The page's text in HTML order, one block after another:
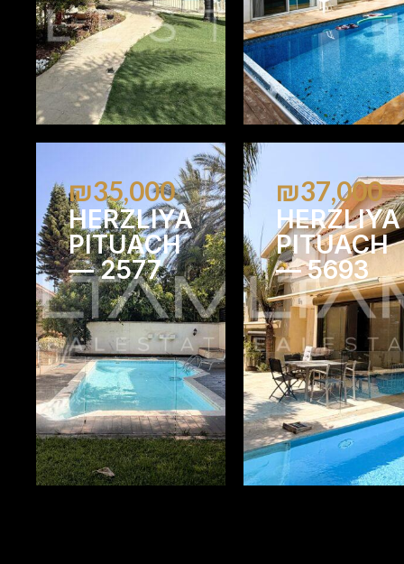
₪35,000
HERZLIYA
PITUACH
— 2577
5 3
₪37,000
HERZLIYA
PITUACH
— 5693
7 6